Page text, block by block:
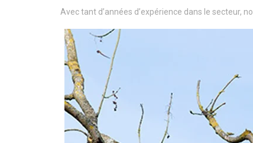
Avec tant d’années d’expérience dans le secteur,